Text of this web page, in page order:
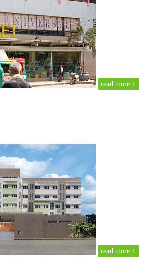
read more +
read more +